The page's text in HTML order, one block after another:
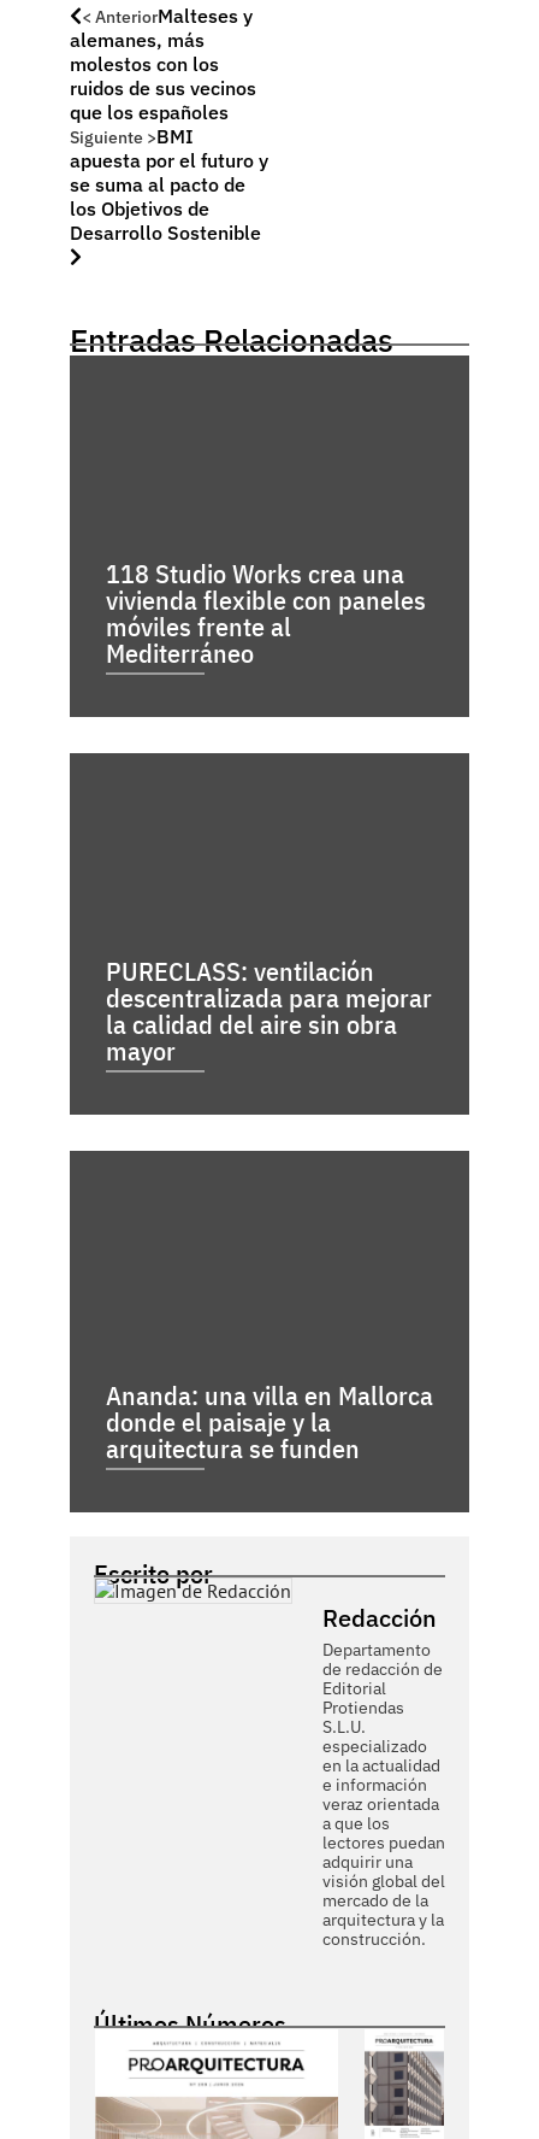
< AnteriorMalteses y
alemanes, más
molestos con los
ruidos de sus vecinos
que los españoles
Siguiente >BMI
apuesta por el futuro y
se suma al pacto de
los Objetivos de
Desarrollo Sostenible
Entradas Relacionadas
118 Studio Works crea una
vivienda flexible con paneles
móviles frente al
Mediterráneo
PURECLASS: ventilación
descentralizada para mejorar
la calidad del aire sin obra
mayor
Ananda: una villa en Mallorca
donde el paisaje y la
arquitectura se funden
Escrito por
Redacción
Departamento
de redacción de
Editorial
Protiendas
S.L.U.
especializado
en la actualidad
e información
veraz orientada
a que los
lectores puedan
adquirir una
visión global del
mercado de la
arquitectura y la
construcción.
Últimos Números